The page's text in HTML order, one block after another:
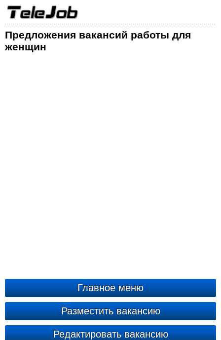
Предложения вакансий работы для
женщин
Главное меню
Разместить вакансию
Редактировать вакансию